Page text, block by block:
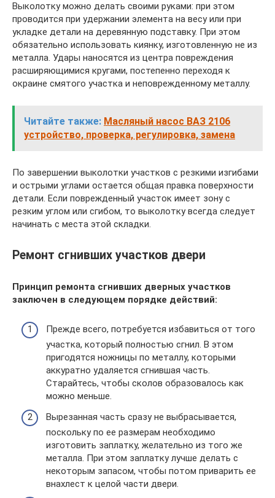
Выколотку можно делать своими руками: при этом
проводится при удержании элемента на весу или при
укладке детали на деревянную подставку. При этом
обязательно использовать киянку, изготовленную не из
металла. Удары наносятся из центра повреждения
расширяющимися кругами, постепенно переходя к
окраине смятого участка и неповрежденному металлу.
Читайте также: Масляный насос ВАЗ 2106
устройство, проверка, регулировка, замена
По завершении выколотки участков с резкими изгибами
и острыми углами остается общая правка поверхности
детали. Если поврежденный участок имеет зону с
резким углом или сгибом, то выколотку всегда следует
начинать с места этой складки.
Ремонт сгнивших участков двери
Принцип ремонта сгнивших дверных участков
заключен в следующем порядке действий:
Прежде всего, потребуется избавиться от того
участка, который полностью сгнил. В этом
пригодятся ножницы по металлу, которыми
аккуратно удаляется сгнившая часть.
Старайтесь, чтобы сколов образовалось как
можно меньше.
Вырезанная часть сразу не выбрасывается,
поскольку по ее размерам необходимо
изготовить заплатку, желательно из того же
металла. При этом заплатку лучше делать с
некоторым запасом, чтобы потом приварить ее
внахлест к целой части двери.